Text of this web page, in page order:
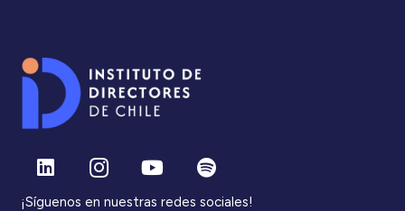
¡Síguenos en nuestras redes sociales!